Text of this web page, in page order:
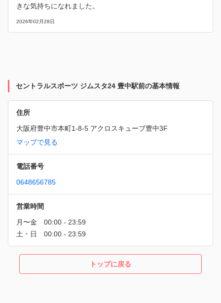
きな気持ちになれました。
2026年02月28日
セントラルスポーツ ジムスタ24 豊中駅前の基本情報
住所
大阪府豊中市本町1-8-5 アクロスキューブ豊中3F
マップで見る
電話番号
0648656785
営業時間
トップに戻る